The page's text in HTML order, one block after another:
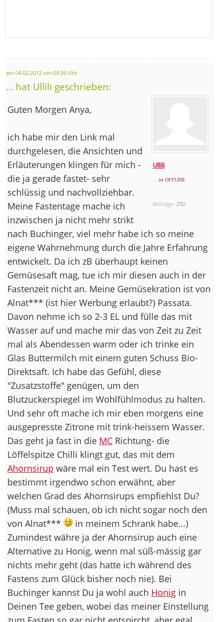
am 04.02.2012 um 09:26 Uhr
... hat Ullili geschrieben:
Ullili
... ist OFFLINE
Beiträge: 250
Guten Morgen Anya,
ich habe mir den Link mal
durchgelesen, die Ansichten und
Erläuterungen klingen für mich -
die ja gerade fastet- sehr
schlüssig und nachvollziehbar.
Meine Fastentage mache ich
inzwischen ja nicht mehr strikt
nach Buchinger, viel mehr habe ich so meine
eigene Wahrnehmung durch die Jahre Erfahrung
entwickelt. Da ich zB überhaupt keinen
Gemüsesaft mag, tue ich mir diesen auch in der
Fastenzeit nicht an. Meine Gemüsekration ist von
Alnat*** (ist hier Werbung erlaubt?) Passata.
Davon nehme ich so 2-3 EL und fülle das mit
Wasser auf und mache mir das von Zeit zu Zeit
mal als Abendessen warm oder ich trinke ein
Glas Buttermilch mit einem guten Schuss Bio-
Direktsaft. Ich habe das Gefühl, diese
"Zusatzstoffe" genügen, um den
Blutzuckerspiegel im Wohlfühlmodus zu halten.
Und sehr oft mache ich mir eben morgens eine
ausgepresste Zitrone mit trink-heissem Wasser.
Das geht ja fast in die MC Richtung- die
Löffelspitze Chilli klingt gut, das mit dem
Ahornsirup wäre mal ein Test wert. Du hast es
bestimmt irgendwo schon erwähnt, aber
welchen Grad des Ahornsirups empfiehlst Du?
(Muss mal schauen, ob ich nicht sogar noch den
von Alnat***
in meinem Schrank habe...)
Zumindest währe ja der Ahornsirup auch eine
Alternative zu Honig, wenn mal süß-mässig gar
nichts mehr geht (das hatte ich während des
Fastens zum Glück bisher noch nie). Bei
Buchinger kannst Du ja wohl auch Honig in
Deinen Tee geben, wobei das meiner Einstellung